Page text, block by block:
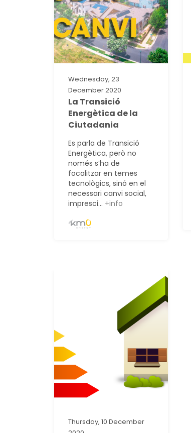
Wednesday, 23
December 2020
La Transició
Energètica de la
Ciutadania
Es parla de Transició
Energètica, però no
només s’ha de
focalitzar en temes
tecnològics, sinó en el
necessari canvi social,
impresci... +info
Thursday, 10 December